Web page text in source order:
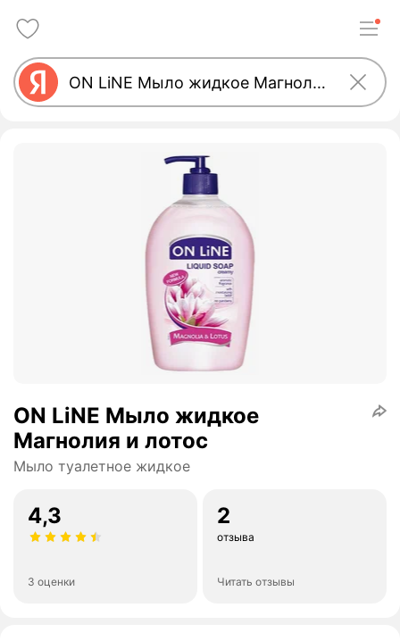
ON LiNE Мыло жидкое
Магнолия и лотос
Мыло туалетное жидкое
4,3
3 оценки
2
отзыва
Читать отзывы